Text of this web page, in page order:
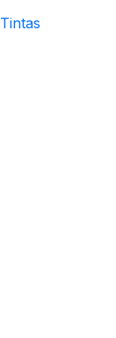
Tintas